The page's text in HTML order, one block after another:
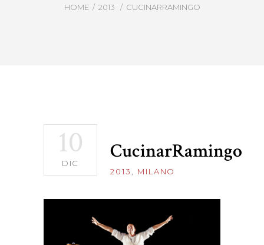
HOME / 2013 / CUCINARRAMINGO
10
DIC CucinarRamingo
2013 MILANO